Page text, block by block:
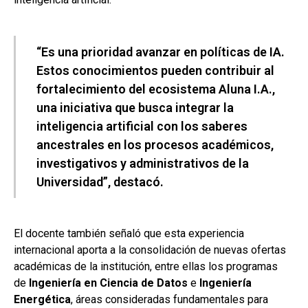
“Es una prioridad avanzar en políticas de IA.
Estos conocimientos pueden contribuir al
fortalecimiento del ecosistema Aluna I.A.,
una iniciativa que busca integrar la
inteligencia artificial con los saberes
ancestrales en los procesos académicos,
investigativos y administrativos de la
Universidad”, destacó.
El docente también señaló que esta experiencia
internacional aporta a la consolidación de nuevas ofertas
académicas de la institución, entre ellas los programas
de Ingeniería en Ciencia de Datos e Ingeniería
Energética, áreas consideradas fundamentales para